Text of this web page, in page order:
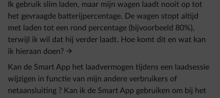
Ik gebruik slim laden, maar mijn wagen laadt nooit op tot
het gevraagde batterijpercentage. De wagen stopt altijd
met laden tot een rond percentage (bijvoorbeeld 80%),
terwijl ik wil dat hij verder laadt. Hoe komt dit en wat kan
ik hieraan doen?
Kan de Smart App het laadvermogen tijdens een laadsessie
wijzigen in functie van mijn andere verbruikers of
netaansluiting ? Kan ik de Smart App gebruiken om bij het